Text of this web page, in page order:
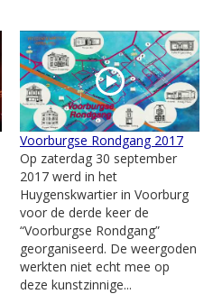
Voorburgse Rondgang 2017
Op zaterdag 30 september
2017 werd in het
Huygenskwartier in Voorburg
voor de derde keer de
“Voorburgse Rondgang”
georganiseerd. De weergoden
werkten niet echt mee op
deze kunstzinnige...